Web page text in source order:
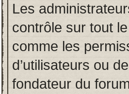
Les
contrôle sur tout
comme les
d’utilisateurs ou
fondateur du